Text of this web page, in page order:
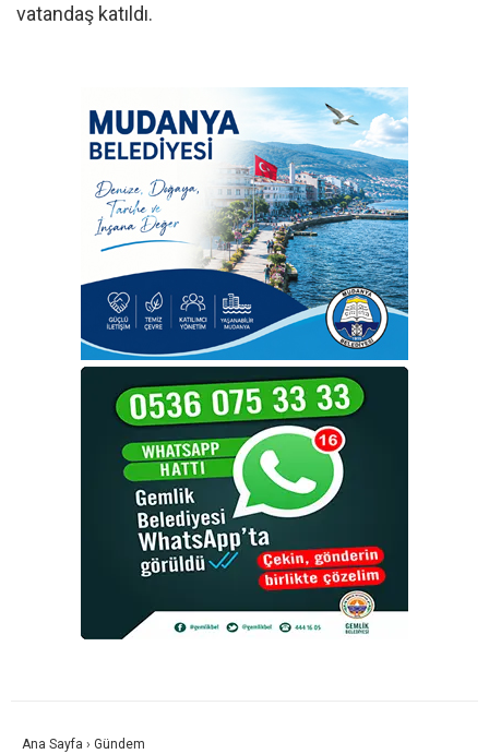
vatandaş katıldı.
Ana Sayfa › Gündem